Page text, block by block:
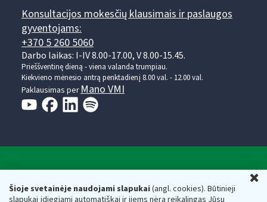
Šioje svetainėje naudojami slapukai(angl. cookies). Būtinieji
slapukai įdiegiami automatiškai ir jiems nėra reikalingas Jūsų
Konsultacijos mokesčių klausimais ir paslaugos
gyventojams:
+370 5 260 5060
Darbo laikas: I-IV 8.00-17.00, V 8.00-15.45.
Prieššventinę dieną - viena valanda trumpiau.
Kiekvieno mėnesio antrą penktadienį 8.00 val. - 12.00 val.
Paklausimas per Mano VMI
Respublikos finansų ministerijos